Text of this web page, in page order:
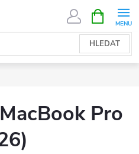
HLEDAT
NÁKUPNÍ
KOŠÍK
Pro